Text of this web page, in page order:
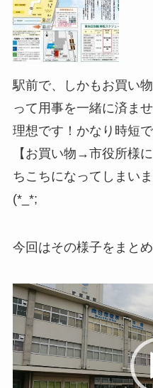
駅前で、しかもお買い
って用事を一緒に済
理想です！かなり時短
【お買い物→市役所様
ちこちになってしまい
(*_*;
今回はその様子をまと
動
画
プ
レ